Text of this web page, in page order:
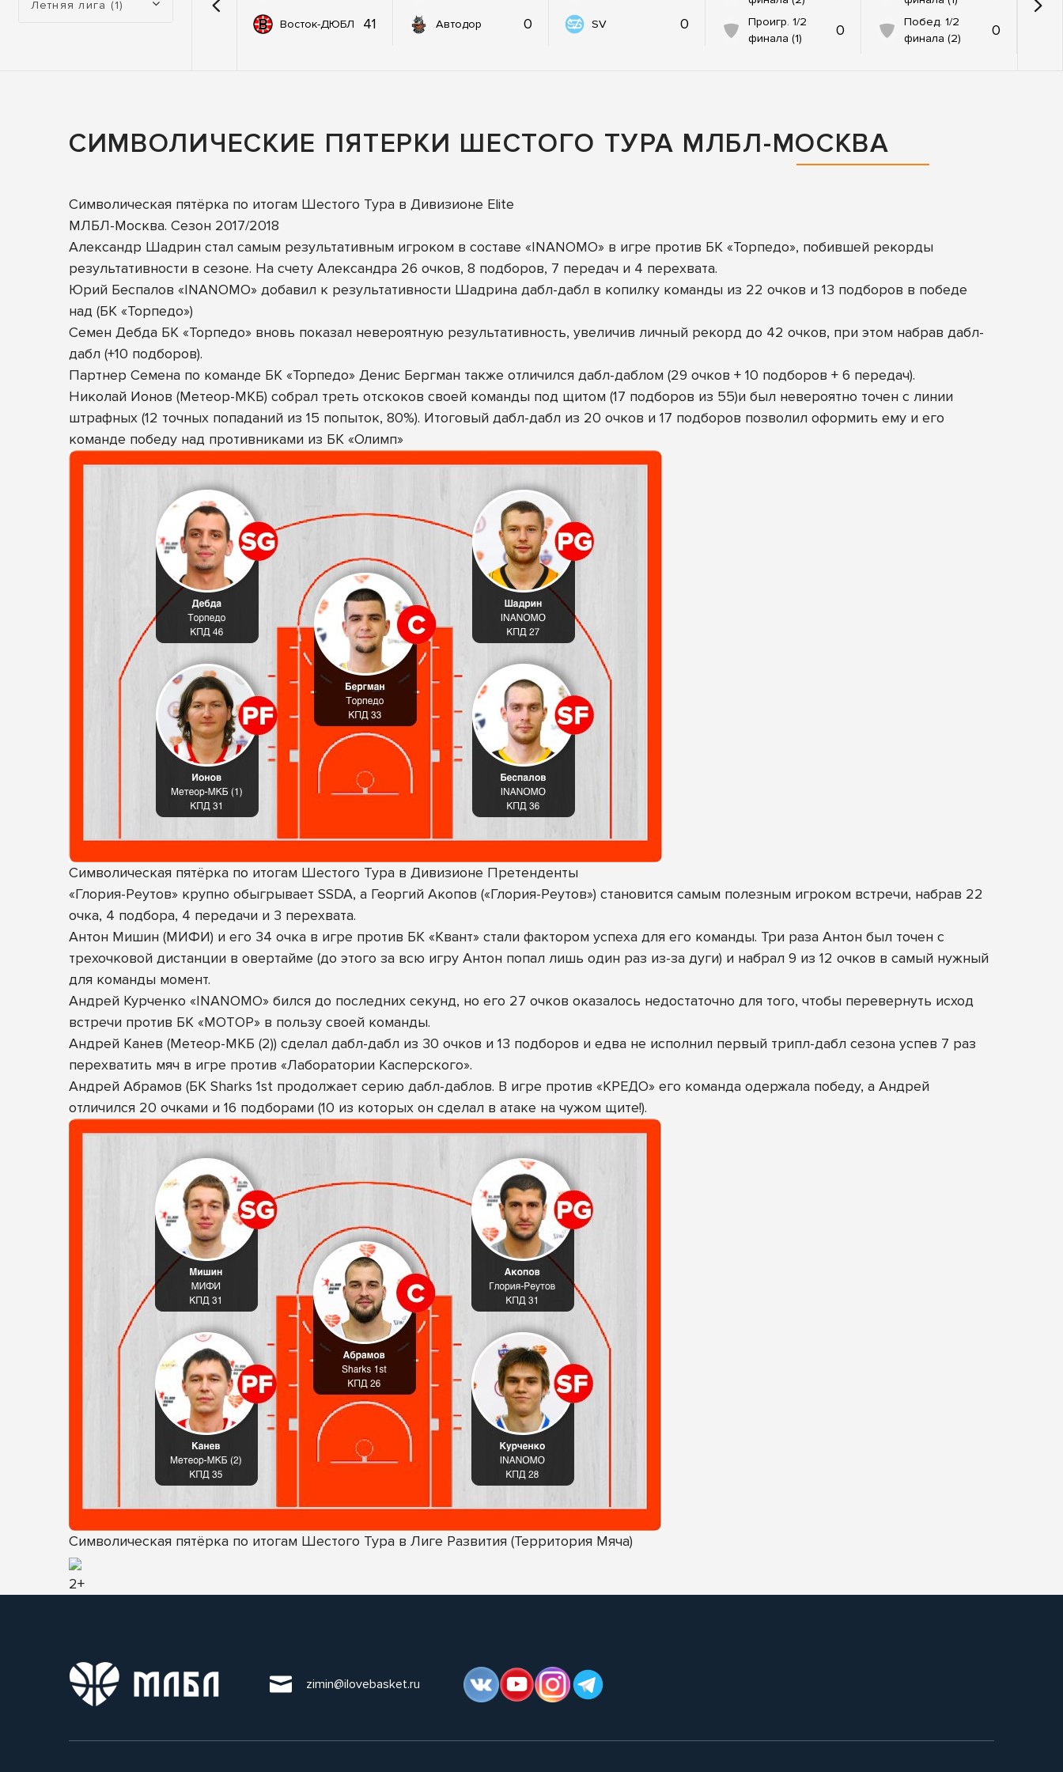
Летняя лига (1)
Восток-ДЮБЛ 41 Автодор 0 SV 0
Проигр. 1/2
финала (1)
0
Побед. 1/2
финала (2)
0
СИМВОЛИЧЕСКИЕ ПЯТЕРКИ ШЕСТОГО ТУРА МЛБЛ-МОСКВА
Символическая пятёрка по итогам Шестого Тура в Дивизионе Elite
МЛБЛ-Москва. Сезон 2017/2018
Александр Шадрин стал самым результативным игроком в составе «INANOMO» в игре против БК «Торпедо», побившей рекорды
результативности в сезоне. На счету Александра 26 очков, 8 подборов, 7 передач и 4 перехвата.
Юрий Беспалов «INANOMO» добавил к результативности Шадрина дабл-дабл в копилку команды из 22 очков и 13 подборов в победе
над (БК «Торпедо»)
Семен Дебда БК «Торпедо» вновь показал невероятную результативность, увеличив личный рекорд до 42 очков, при этом набрав дабл-
дабл (+10 подборов).
Партнер Семена по команде БК «Торпедо» Денис Бергман также отличился дабл-даблом (29 очков + 10 подборов + 6 передач).
Николай Ионов (Метеор-МКБ) собрал треть отскоков своей команды под щитом (17 подборов из 55)и был невероятно точен с линии
штрафных (12 точных попаданий из 15 попыток, 80%). Итоговый дабл-дабл из 20 очков и 17 подборов позволил оформить ему и его
команде победу над противниками из БК «Олимп»
Символическая пятёрка по итогам Шестого Тура в Дивизионе Претенденты
«Глория-Реутов» крупно обыгрывает SSDA, а Георгий Акопов («Глория-Реутов») становится самым полезным игроком встречи, набрав 22
очка, 4 подбора, 4 передачи и 3 перехвата.
Антон Мишин (МИФИ) и его 34 очка в игре против БК «Квант» стали фактором успеха для его команды. Три раза Антон был точен с
трехочковой дистанции в овертайме (до этого за всю игру Антон попал лишь один раз из-за дуги) и набрал 9 из 12 очков в самый нужный
для команды момент.
Андрей Курченко «INANOMO» бился до последних секунд, но его 27 очков оказалось недостаточно для того, чтобы перевернуть исход
встречи против БК «МОТОР» в пользу своей команды.
Андрей Канев (Метеор-МКБ (2)) сделал дабл-дабл из 30 очков и 13 подборов и едва не исполнил первый трипл-дабл сезона успев 7 раз
перехватить мяч в игре против «Лаборатории Касперского».
Андрей Абрамов (БК Sharks 1st продолжает серию дабл-даблов. В игре против «КРЕДО» его команда одержала победу, а Андрей
отличился 20 очками и 16 подборами (10 из которых он сделал в атаке на чужом щите!).
Символическая пятёрка по итогам Шестого Тура в Лиге Развития (Территория Мяча)
2+
zimin@ilovebasket.ru